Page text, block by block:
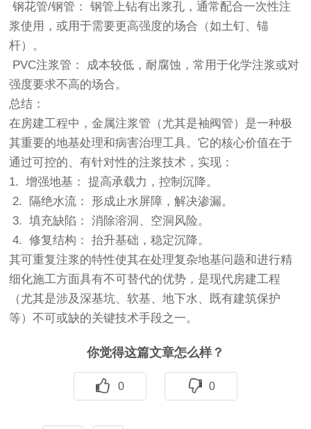
钢花管/钢管： 钢管上钻有出浆孔，通常配合一次性注
浆使用，或用于需要更高强度的场合（如土钉、锚
杆）。
PVC注浆管： 成本较低，耐腐蚀，常用于化学注浆或对
强度要求不高的场合。
总结：
在房建工程中，金属注浆管（尤其是袖阀管）是一种极
其重要的地基处理和病害治理工具。它的核心价值在于
通过可控的、有针对性的注浆技术，实现：
1. 增强地基： 提高承载力，控制沉降。
2. 隔绝水流： 形成止水屏障，解决渗漏。
3. 填充缺陷： 消除溶洞、空洞风险。
4. 修复结构： 抬升基础，稳定沉降。
其可重复注浆的特性使其在处理复杂地基问题和进行精
细化施工方面具有不可替代的优势，是现代房建工程
（尤其是涉及深基坑、软基、地下水、既有建筑保护
等）不可或缺的关键技术手段之一。
你觉得这篇文章怎么样？
0 0